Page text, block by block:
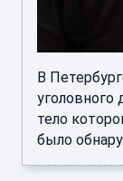
В
уголовного
тело
было